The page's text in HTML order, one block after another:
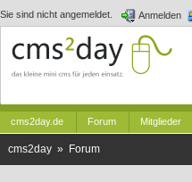
Sie sind nicht angemeldet. Anmelden
cms2day.de Forum Mitglieder
cms2day » Forum